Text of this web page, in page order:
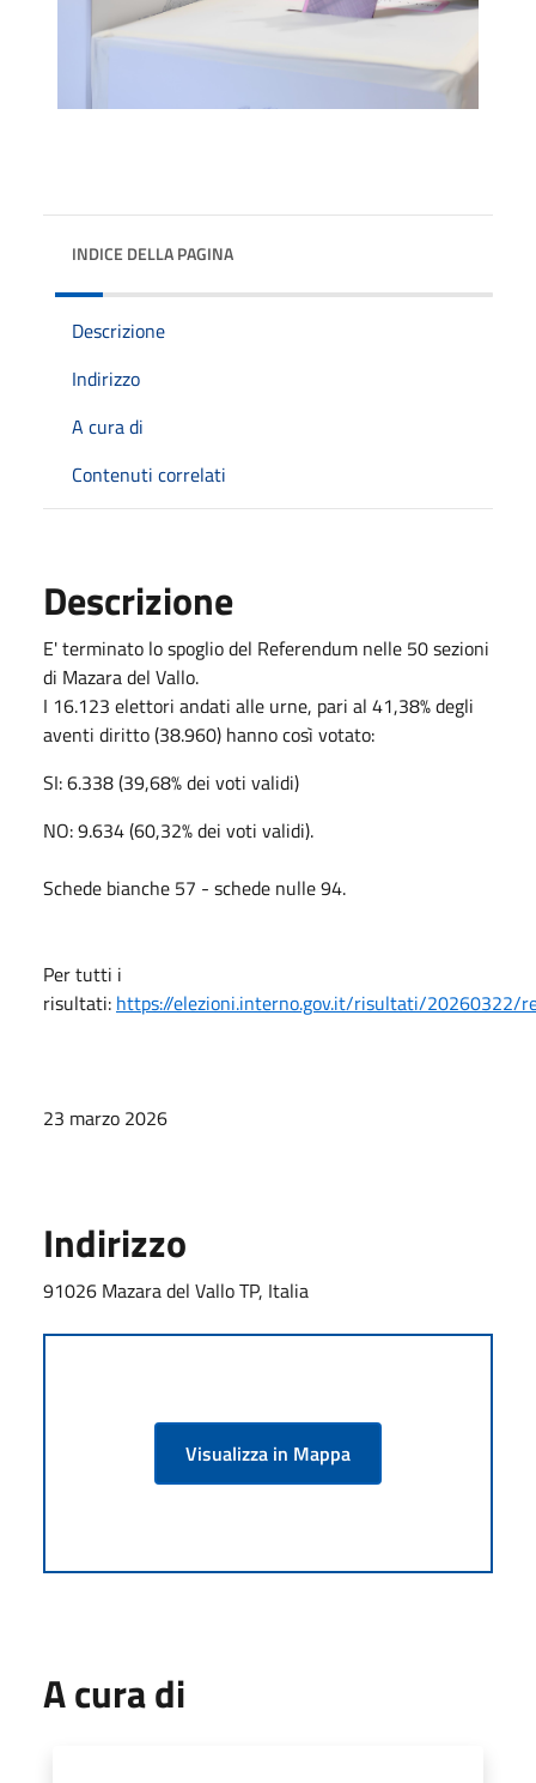
INDICE DELLA PAGINA
Descrizione
Indirizzo
A cura di
Contenuti correlati
Descrizione
E' terminato lo spoglio del Referendum nelle 50 sezioni
di Mazara del Vallo.
I 16.123 elettori andati alle urne, pari al 41,38% degli
aventi diritto (38.960) hanno così votato:
SI: 6.338 (39,68% dei voti validi)
NO: 9.634 (60,32% dei voti validi).
Schede bianche 57 - schede nulle 94.
Per tutti i
risultati: https://elezioni.interno.gov.it/risultati/
23 marzo 2026
Indirizzo
91026 Mazara del Vallo TP, Italia
Visualizza in Mappa
A cura di